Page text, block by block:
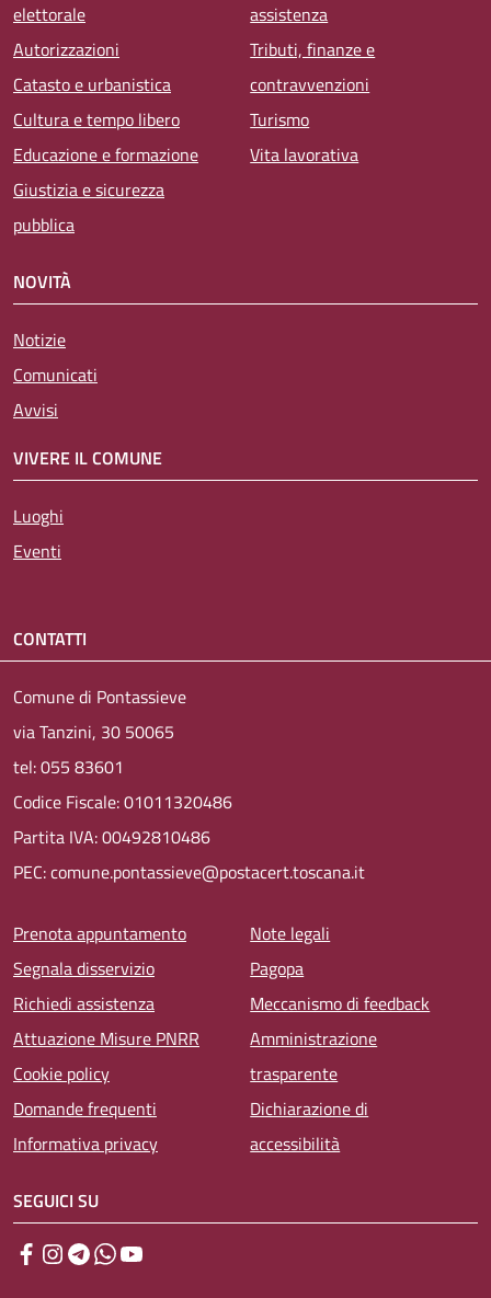
elettorale
Autorizzazioni
Catasto e urbanistica
Cultura e tempo libero
Educazione e formazione
Giustizia e sicurezza
pubblica
assistenza
Tributi, finanze e
contravvenzioni
Turismo
Vita lavorativa
NOVITÀ
Notizie
Comunicati
Avvisi
VIVERE IL COMUNE
Luoghi
Eventi
CONTATTI
Comune di Pontassieve
via Tanzini, 30 50065
tel: 055 83601
Codice Fiscale: 01011320486
Partita IVA: 00492810486
PEC: comune.pontassieve@postacert.toscana.it
Menu piè di pagina
Prenota appuntamento
Segnala disservizio
Richiedi assistenza
Attuazione Misure PNRR
Cookie policy
Domande frequenti
Informativa privacy
Note legali
Pagopa
Meccanismo di feedback
Amministrazione
trasparente
Dichiarazione di
accessibilità
SEGUICI SU
Facebook
Instagram
TelegramWhatsApp